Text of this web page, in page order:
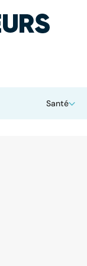
Santé